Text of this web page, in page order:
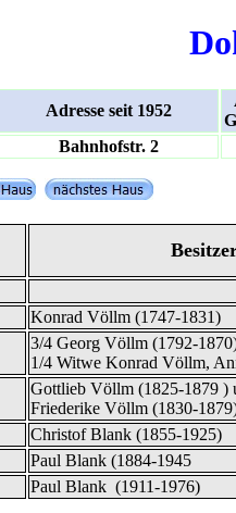
Adresse seit 1952
Bahnhofstr. 2
Konrad Völlm (1747-1831)
3/4 Georg Völlm (1792-
1/4 Witwe Konrad Völlm,
Gottlieb Völlm (1825-1879 )
Friederike Völlm (1830-
Christof Blank (1855-1925)
Paul Blank (1884-1945
Paul Blank (1911-1976)